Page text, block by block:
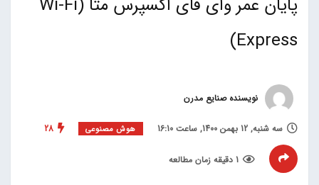
پایان عمر وای فای اکسپرس متا (Wi-Fi
Express)
نویسنده صنایع مدرن
سه شنبه, 12 بهمن 1400, ساعت 16:10 هوش مصنوعی 28
1 دقیقه زمان مطالعه